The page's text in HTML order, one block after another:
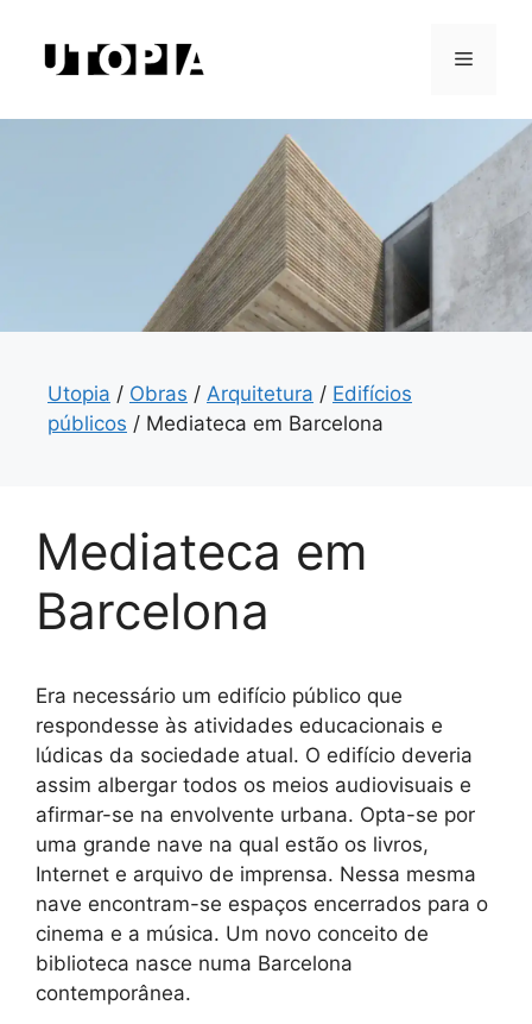
Menu
Utopia / Obras / Arquitetura / Edifícios
públicos / Mediateca em Barcelona
Mediateca em
Barcelona
Era necessário um edifício público que
respondesse às atividades educacionais e
lúdicas da sociedade atual. O edifício deveria
assim albergar todos os meios audiovisuais e
afirmar-se na envolvente urbana. Opta-se por
uma grande nave na qual estão os livros,
Internet e arquivo de imprensa. Nessa mesma
nave encontram-se espaços encerrados para o
cinema e a música. Um novo conceito de
biblioteca nasce numa Barcelona
contemporânea.